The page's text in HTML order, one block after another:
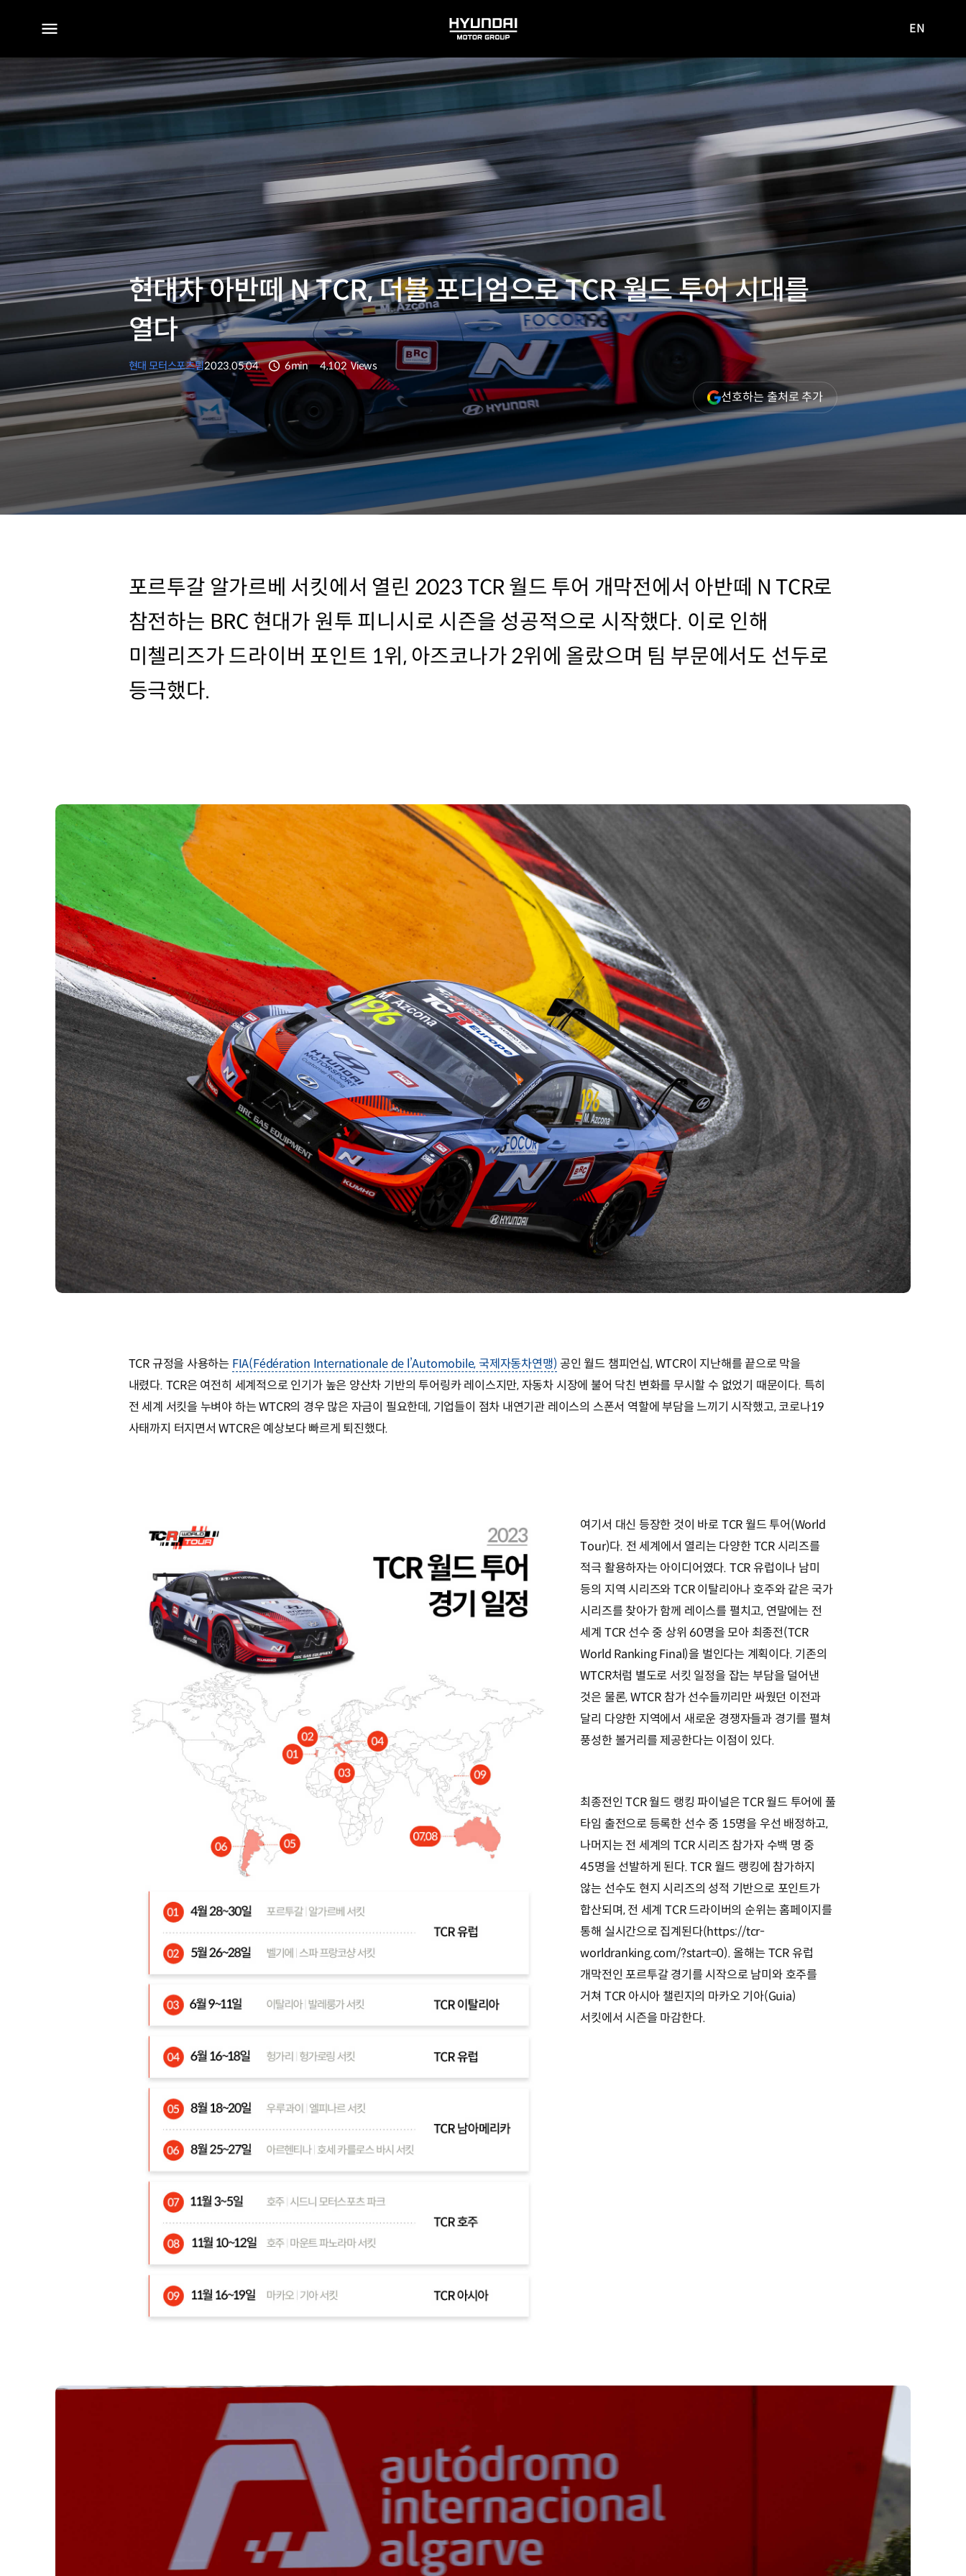
전체
메뉴
HYUNDAI
MOTOR
GROUP
사이트로
이동
EN
현대차 아반떼 N TCR, 더블 포디엄으로 TCR 월드 투어 시대를
열다
현대 모터스포츠팀2023.05.04
분량
6min
조회수
4,102 Views
선호하는 출처로 추가(새
창
포르투갈 알가르베 서킷에서 열린 2023 TCR 월드 투어 개막전에서 아반떼 N TCR로
참전하는 BRC 현대가 원투 피니시로 시즌을 성공적으로 시작했다. 이로 인해
미첼리즈가 드라이버 포인트 1위, 아즈코나가 2위에 올랐으며 팀 부문에서도 선두로
등극했다.
TCR 규정을 사용하는 FIA(Fédération Internationale de l’Automobile, 국제자동차연맹) 공인 월드 챔피언십, WTCR이 지난해를 끝으로 막을
내렸다. TCR은 여전히 세계적으로 인기가 높은 양산차 기반의 투어링카 레이스지만, 자동차 시장에 불어 닥친 변화를 무시할 수 없었기 때문이다. 특히
전 세계 서킷을 누벼야 하는 WTCR의 경우 많은 자금이 필요한데, 기업들이 점차 내연기관 레이스의 스폰서 역할에 부담을 느끼기 시작했고, 코로나19
사태까지 터지면서 WTCR은 예상보다 빠르게 퇴진했다.
여기서 대신 등장한 것이 바로 TCR 월드 투어(World
Tour)다. 전 세계에서 열리는 다양한 TCR 시리즈를
적극 활용하자는 아이디어였다. TCR 유럽이나 남미
등의 지역 시리즈와 TCR 이탈리아나 호주와 같은 국가
시리즈를 찾아가 함께 레이스를 펼치고, 연말에는 전
세계 TCR 선수 중 상위 60명을 모아 최종전(TCR
World Ranking Final)을 벌인다는 계획이다. 기존의
WTCR처럼 별도로 서킷 일정을 잡는 부담을 덜어낸
것은 물론, WTCR 참가 선수들끼리만 싸웠던 이전과
달리 다양한 지역에서 새로운 경쟁자들과 경기를 펼쳐
풍성한 볼거리를 제공한다는 이점이 있다.
최종전인 TCR 월드 랭킹 파이널은 TCR 월드 투어에 풀
타임 출전으로 등록한 선수 중 15명을 우선 배정하고,
나머지는 전 세계의 TCR 시리즈 참가자 수백 명 중
45명을 선발하게 된다. TCR 월드 랭킹에 참가하지
않는 선수도 현지 시리즈의 성적 기반으로 포인트가
합산되며, 전 세계 TCR 드라이버의 순위는 홈페이지를
통해 실시간으로 집계된다(https://tcr-
worldranking.com/?start=0). 올해는 TCR 유럽
개막전인 포르투갈 경기를 시작으로 남미와 호주를
거쳐 TCR 아시아 챌린지의 마카오 기아(Guia)
서킷에서 시즌을 마감한다.